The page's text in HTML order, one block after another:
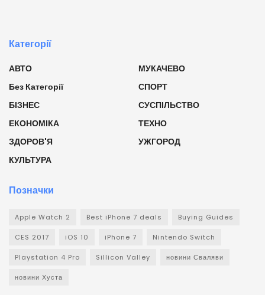
Категорії
АВТО
Без Категорії
БІЗНЕС
ЕКОНОМІКА
ЗДОРОВ'Я
КУЛЬТУРА
МУКАЧЕВО
СПОРТ
СУСПІЛЬСТВО
ТЕХНО
УЖГОРОД
Позначки
Apple Watch 2 Best iPhone 7 deals Buying Guides
CES 2017 iOS 10 iPhone 7 Nintendo Switch
Playstation 4 Pro Sillicon Valley новини Сваляви
новини Хуста